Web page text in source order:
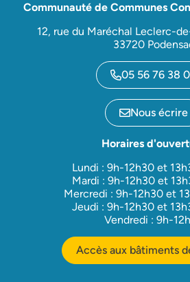
Communauté de Communes
12, rue du Maréchal Leclerc-
33720
05 56 76 38
Nous écrire
Horaires
Lundi : 9h-12h30 et
Mardi : 9h-12h30 et
Mercredi : 9h-12h30 et
Jeudi : 9h-12h30 et
Vendredi : 9h-
Accès aux bâtiments